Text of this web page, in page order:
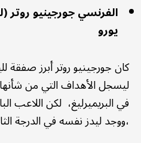
يورو
كان جورجينيو روتر أبرز صفقة
ليسجل الأهداف التي من
،ووجد ليدز نفسه في الدرجة